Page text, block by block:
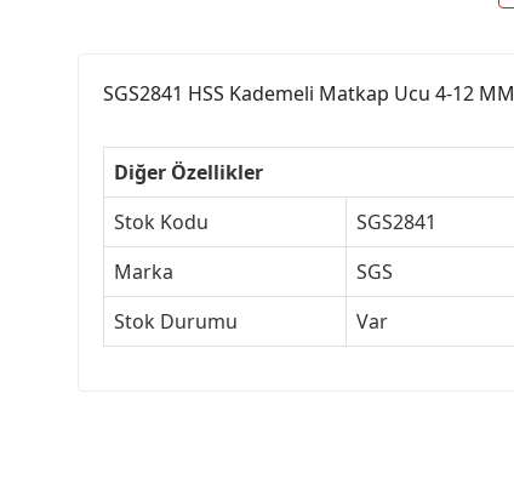
SGS2841 HSS Kademeli Matkap Ucu 4-12 MM
Diğer Özellikler
Stok Kodu
SGS2841
Marka
SGS
Stok Durumu
Var